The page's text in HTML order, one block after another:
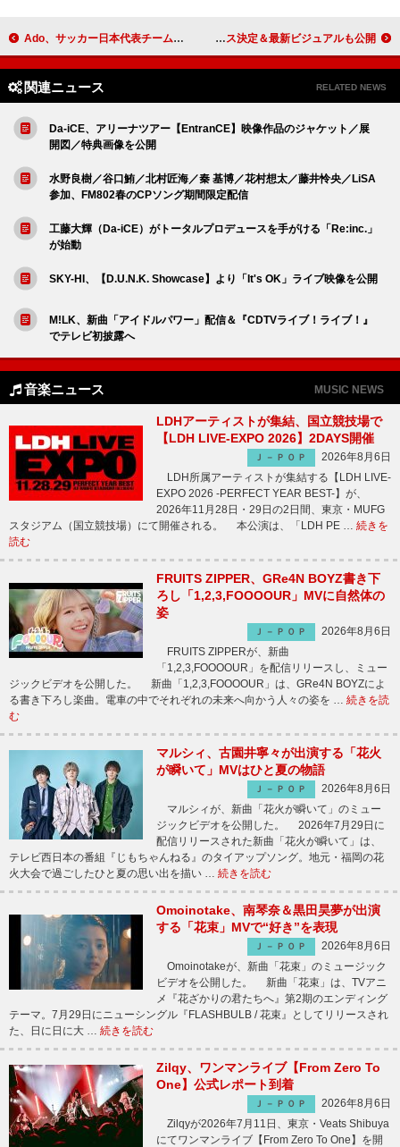
Ado、サッカー日本代表チームが優勝に向かうストーリーを「綺羅」MVで描く NiziU、初ベストAL『Portfolio』7月リリース決定＆最新ビジュアルも公開
関連ニュース RELATED NEWS
Da-iCE、アリーナツアー【EntranCE】映像作品のジャケット／展
開図／特典画像を公開
水野良樹／谷口鮪／北村匠海／秦 基博／花村想太／藤井怜央／LiSA
参加、FM802春のCPソング期間限定配信
工藤大輝（Da-iCE）がトータルプロデュースを手がける「Re:inc.」
が始動
SKY-HI、【D.U.N.K. Showcase】より「It's OK」ライブ映像を公開
M!LK、新曲「アイドルパワー」配信＆『CDTVライブ！ライブ！』
でテレビ初披露へ
音楽ニュース MUSIC NEWS
LDHアーティストが集結、国立競技場で
【LDH LIVE-EXPO 2026】2DAYS開催
Ｊ－ＰＯＰ
2026年8月6日
LDH所属アーティストが集結する【LDH LIVE-
EXPO 2026 -PERFECT YEAR BEST-】が、
2026年11月28日・29日の2日間、東京・MUFG
スタジアム（国立競技場）にて開催される。 本公演は、「LDH PE … 続きを
読む
FRUITS ZIPPER、GRe4N BOYZ書き下
ろし「1,2,3,FOOOOUR」MVに自然体の
姿
Ｊ－ＰＯＰ
2026年8月6日
FRUITS ZIPPERが、新曲
「1,2,3,FOOOOUR」を配信リリースし、ミュー
ジックビデオを公開した。 新曲「1,2,3,FOOOOUR」は、GRe4N BOYZによ
る書き下ろし楽曲。電車の中でそれぞれの未来へ向かう人々の姿を … 続きを読
む
マルシィ、古園井寧々が出演する「花火
が瞬いて」MVはひと夏の物語
Ｊ－ＰＯＰ
2026年8月6日
マルシィが、新曲「花火が瞬いて」のミュー
ジックビデオを公開した。 2026年7月29日に
配信リリースされた新曲「花火が瞬いて」は、
テレビ西日本の番組『じもちゃんねる』のタイアップソング。地元・福岡の花
火大会で過ごしたひと夏の思い出を描い … 続きを読む
Omoinotake、南琴奈＆黒田昊夢が出演
する「花束」MVで“好き”を表現
Ｊ－ＰＯＰ
2026年8月6日
Omoinotakeが、新曲「花束」のミュージック
ビデオを公開した。 新曲「花束」は、TVアニ
メ『花ざかりの君たちへ』第2期のエンディング
テーマ。7月29日にニューシングル『FLASHBULB / 花束』としてリリースされ
た、日に日に大 … 続きを読む
Zilqy、ワンマンライブ【From Zero To
One】公式レポート到着
Ｊ－ＰＯＰ
2026年8月6日
Zilqyが2026年7月11日、東京・Veats Shibuya
にてワンマンライブ【From Zero To One】を開